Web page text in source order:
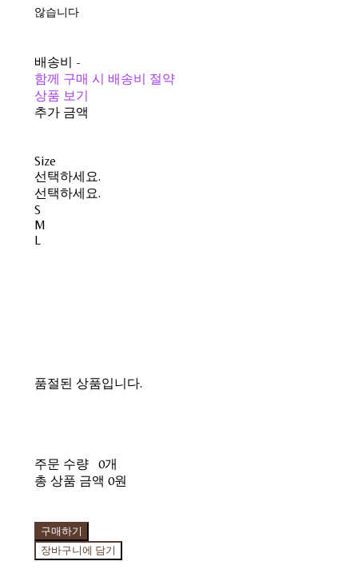
않습니다
배송비 -
함께 구매 시 배송비 절약
상품 보기
추가 금액
Size
선택하세요.
선택하세요.
S
M
L
품절된 상품입니다.
주문 수량
0개
총 상품 금액 0원
구매하기
장바구니에 담기